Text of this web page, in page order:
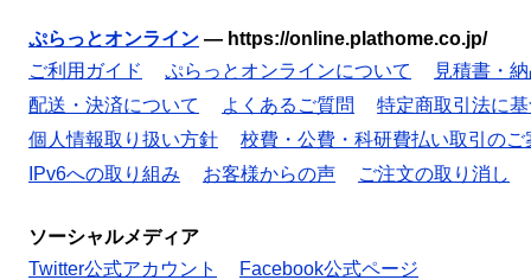
ぷらっとオンライン — https://online.plathome.co.jp/
ご利用ガイド
ぷらっとオンラインについて
見積書・
配送・決済について
よくあるご質問
特定商取引法に
個人情報取り扱い方針
校費・公費・科研費払い取引のご
IPv6への取り組み
お客様からの声 ご注文の取り消し
ソーシャルメディア
Twitter公式アカウント
Facebook公式ページ